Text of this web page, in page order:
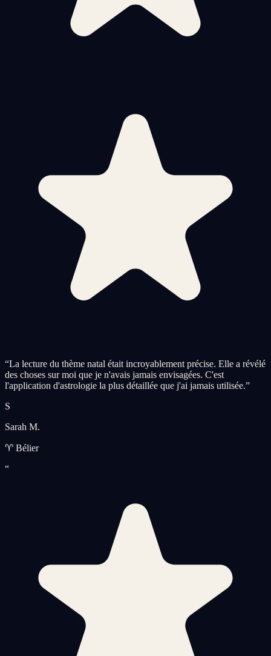
“La lecture du thème natal était incroyablement précise. Elle a révélé
des choses sur moi que je n'avais jamais envisagées. C'est
l'application d'astrologie la plus détaillée que j'ai jamais utilisée.”
S
Sarah M.
♈ Bélier
“